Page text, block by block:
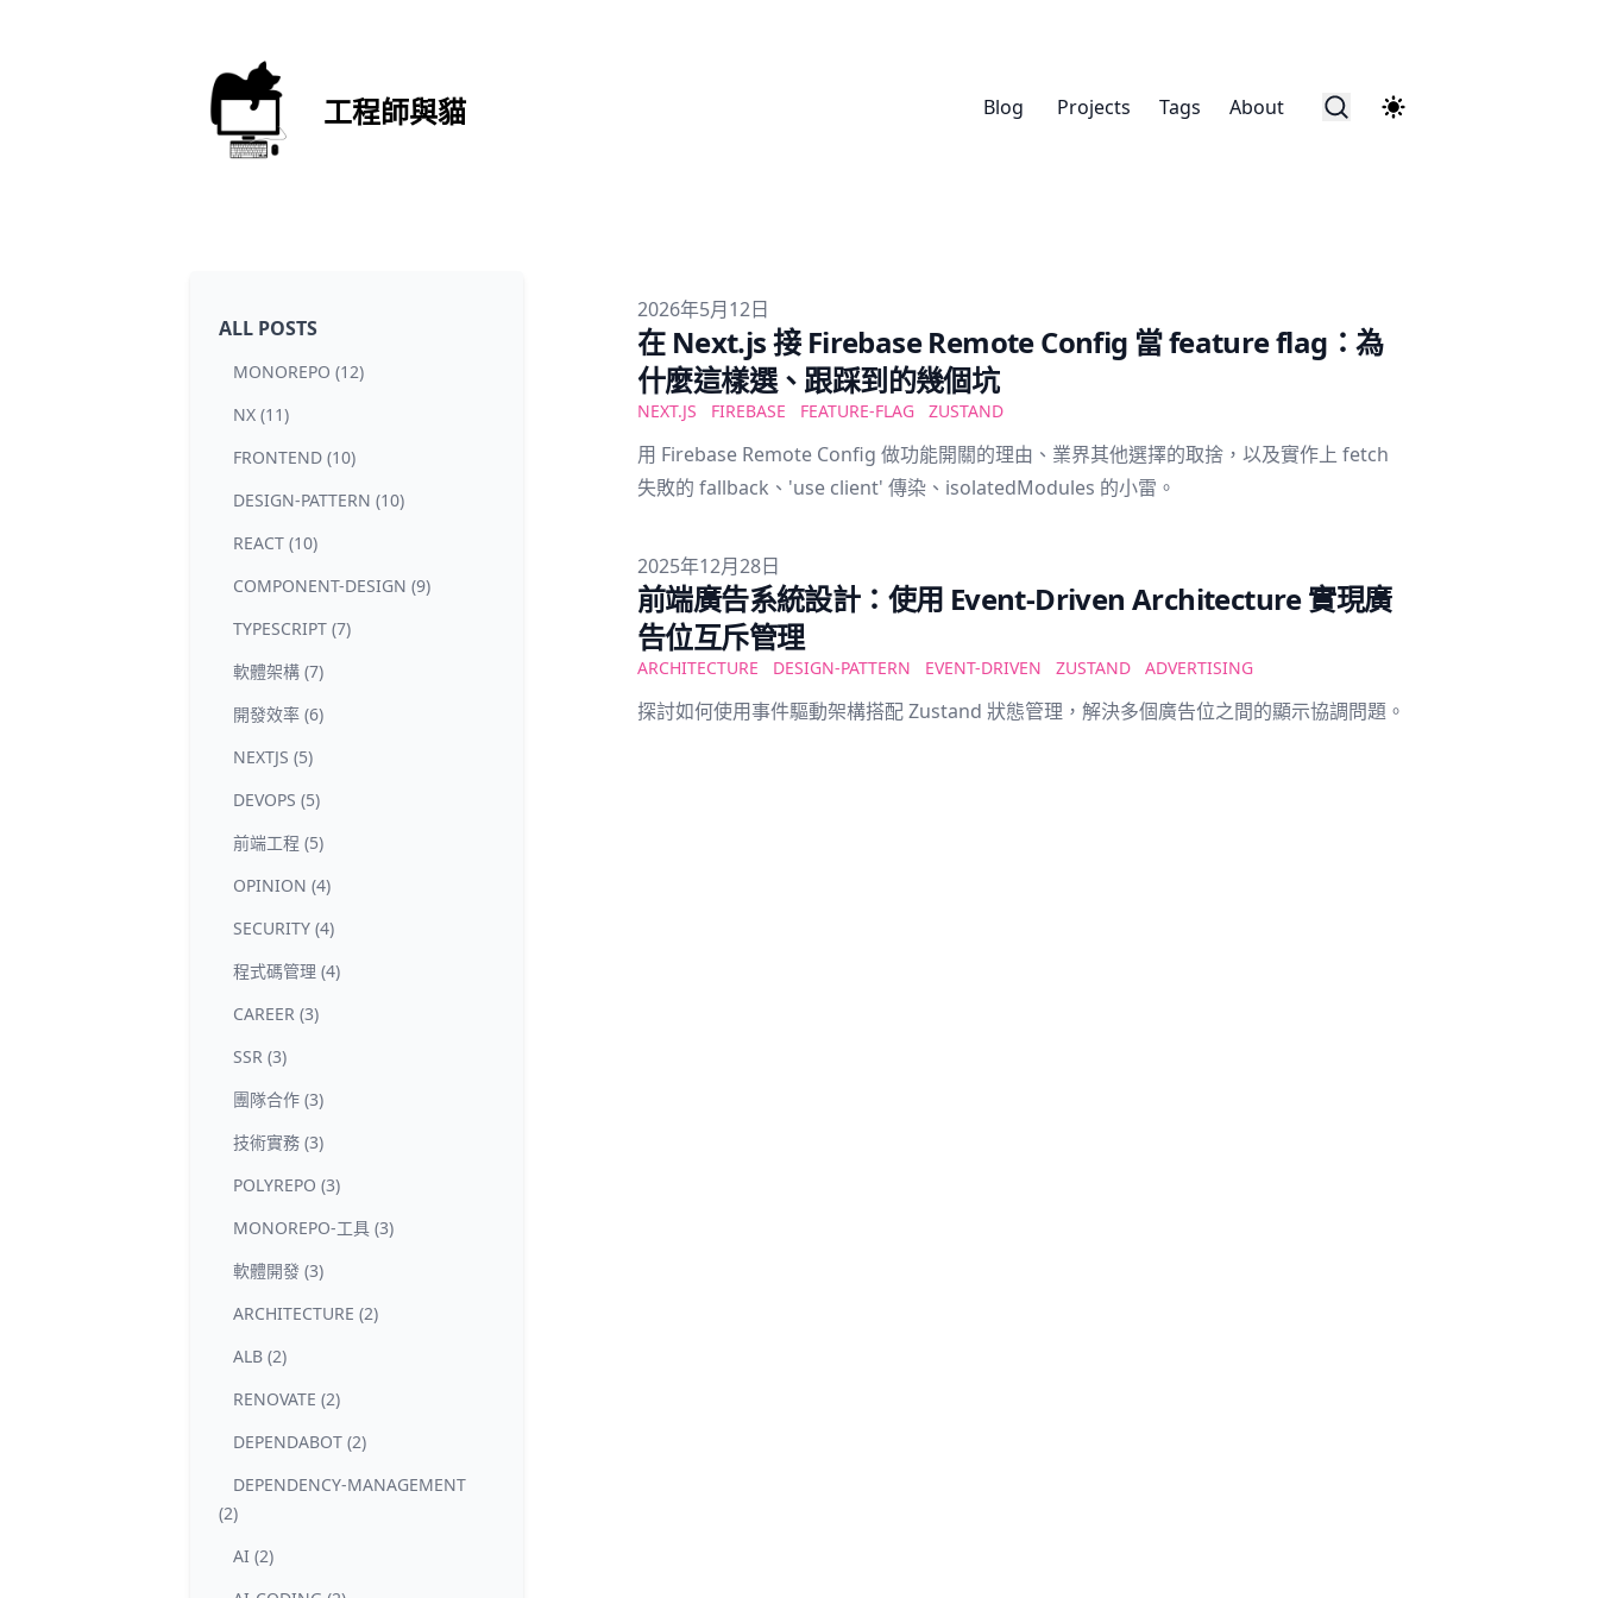
工程師與貓 Blog Projects Tags About
ALL POSTS
MONOREPO (12)
NX (11)
FRONTEND (10)
DESIGN-PATTERN (10)
REACT (10)
COMPONENT-DESIGN (9)
TYPESCRIPT (7)
軟體架構 (7)
開發效率 (6)
NEXTJS (5)
DEVOPS (5)
前端工程 (5)
OPINION (4)
SECURITY (4)
程式碼管理 (4)
CAREER (3)
SSR (3)
團隊合作 (3)
技術實務 (3)
POLYREPO (3)
MONOREPO-工具 (3)
軟體開發 (3)
ARCHITECTURE (2)
ALB (2)
RENOVATE (2)
DEPENDABOT (2)
DEPENDENCY-MANAGEMENT
(2)
AI (2)
Published on
2026年5月12日
在 Next.js 接 Firebase Remote Config 當 feature flag：為
什麼這樣選、跟踩到的幾個坑
NEXT.JS FIREBASE FEATURE-FLAG ZUSTAND
用 Firebase Remote Config 做功能開關的理由、業界其他選擇的取捨，以及實作上 fetch
失敗的 fallback、'use client' 傳染、isolatedModules 的小雷。
Published on
2025年12月28日
前端廣告系統設計：使用 Event-Driven Architecture 實現廣
告位互斥管理
ARCHITECTURE DESIGN-PATTERN EVENT-DRIVEN ZUSTAND ADVERTISING
探討如何使用事件驅動架構搭配 Zustand 狀態管理，解決多個廣告位之間的顯示協調問題。